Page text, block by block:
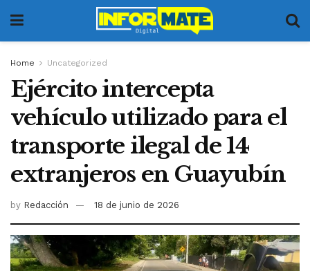
Home Uncategorized
Ejército intercepta
vehículo utilizado para el
transporte ilegal de 14
extranjeros en Guayubín
by Redacción 18 de junio de 2026